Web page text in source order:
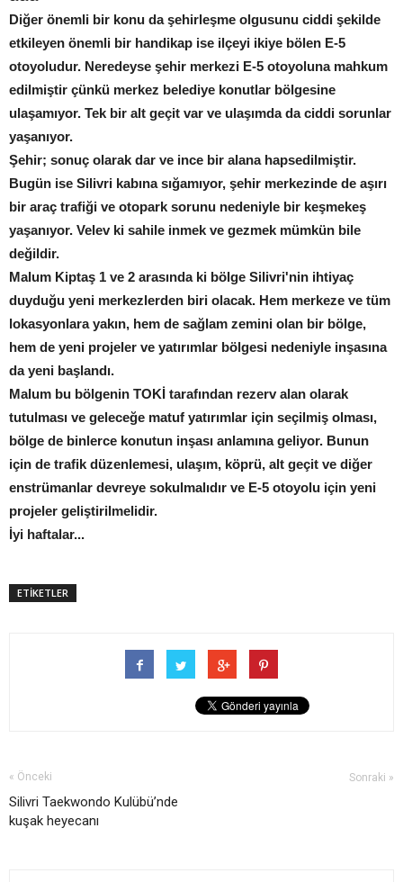
Diğer önemli bir konu da şehirleşme olgusunu ciddi şekilde
etkileyen önemli bir handikap ise ilçeyi ikiye bölen E-5
otoyoludur. Neredeyse şehir merkezi E-5 otoyoluna mahkum
edilmiştir çünkü merkez belediye konutlar bölgesine
ulaşamıyor. Tek bir alt geçit var ve ulaşımda da ciddi sorunlar
yaşanıyor.
Şehir; sonuç olarak dar ve ince bir alana hapsedilmiştir.
Bugün ise Silivri kabına sığamıyor, şehir merkezinde de aşırı
bir araç trafiği ve otopark sorunu nedeniyle bir keşmekeş
yaşanıyor. Velev ki sahile inmek ve gezmek mümkün bile
değildir.
Malum Kiptaş 1 ve 2 arasında ki bölge Silivri'nin ihtiyaç
duyduğu yeni merkezlerden biri olacak. Hem merkeze ve tüm
lokasyonlara yakın, hem de sağlam zemini olan bir bölge,
hem de yeni projeler ve yatırımlar bölgesi nedeniyle inşasına
da yeni başlandı.
Malum bu bölgenin TOKİ tarafından rezerv alan olarak
tutulması ve geleceğe matuf yatırımlar için seçilmiş olması,
bölge de binlerce konutun inşası anlamına geliyor. Bunun
için de trafik düzenlemesi, ulaşım, köprü, alt geçit ve diğer
enstrümanlar devreye sokulmalıdır ve E-5 otoyolu için yeni
projeler geliştirilmelidir.
İyi haftalar...
ETİKETLER
« Önceki
Silivri Taekwondo Kulübü’nde
kuşak heyecanı
Sonraki »